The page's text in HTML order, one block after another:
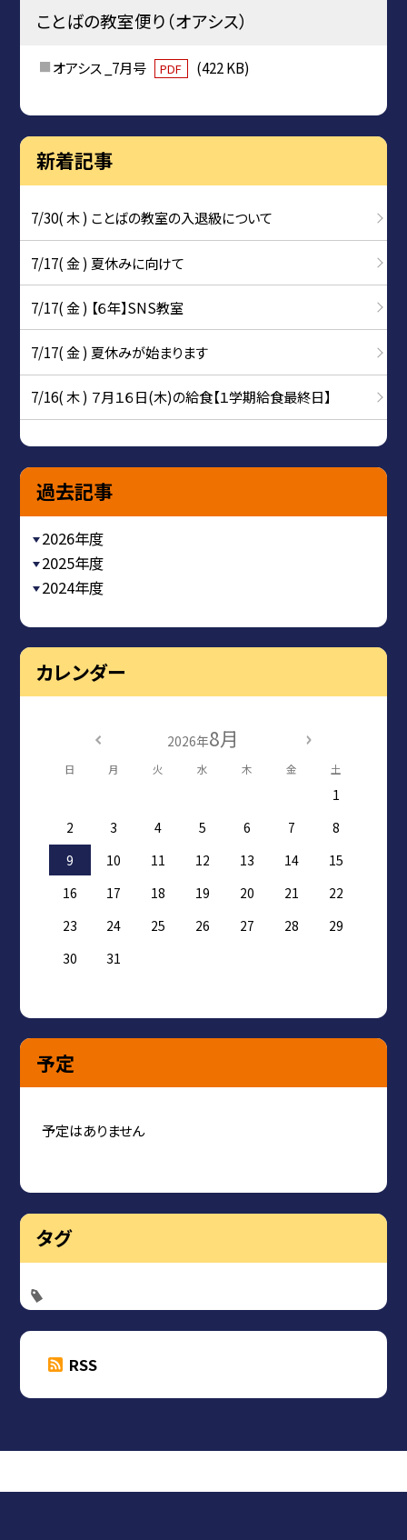
ことばの教室便り（オアシス）
オアシス _7月号 PDF (422 KB)
新着記事
7/30( 木 ) ことばの教室の入退級について
7/17( 金 ) 夏休みに向けて
7/17( 金 ) 【６年】SNS教室
7/17( 金 ) 夏休みが始まります
7/16( 木 ) ７月１６日(木)の給食【１学期給食最終日】
過去記事
2026年度
2025年度
2024年度
カレンダー
2026年8月
日 月 火 水 木 金 土
1
2
3 4 5 6 7
8
9
10 11 12 13 14
15
16
17 18 19 20 21
22
23
24 25 26 27 28
29
30
31
予定
予定はありません
タグ
RSS